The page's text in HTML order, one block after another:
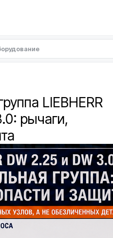
LIEBHERR
рычаги,